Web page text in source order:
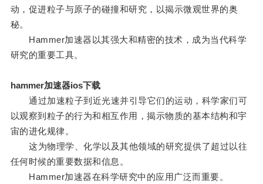
动，促进粒子与原子的碰撞和研究，以揭示微观世界的奥
秘。
Hammer加速器以其强大和精密的技术，成为当代科学
研究的重要工具。
hammer加速器ios下载
通过加速粒子到近光速并引导它们的运动，科学家们可
以观察到粒子的行为和相互作用，揭示物质的基本结构和宇
宙的进化规律。
这为物理学、化学以及其他领域的研究提供了超过以往
任何时候的重要数据和信息。
Hammer加速器在科学研究中的应用广泛而重要。